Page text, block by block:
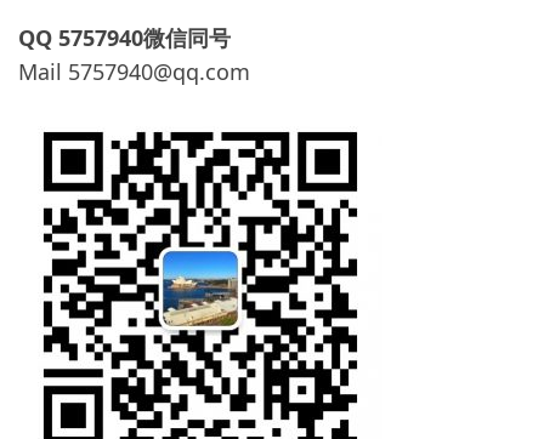
QQ 5757940微信同号
Mail 5757940@qq.com